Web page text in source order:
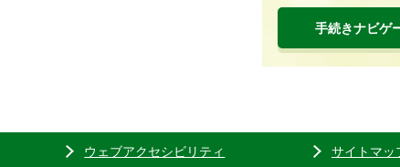
手続きナビゲ
ウェブアクセシビリティ サイトマッ